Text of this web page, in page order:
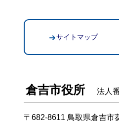
サイトマップ
倉吉市役所 法人
〒682-8611 鳥取県倉吉市